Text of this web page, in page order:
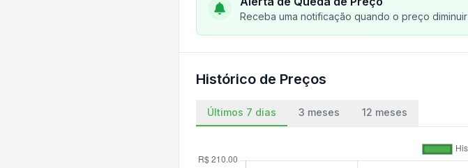
Receba uma notificação quando o preço diminuir
Histórico de Preços
Últimos 7 dias 3 meses 12 meses